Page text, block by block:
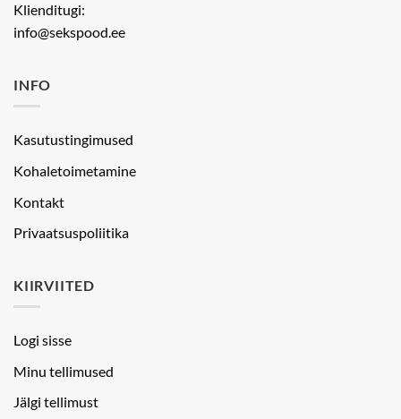
Klienditugi:
info@sekspood.ee
INFO
Kasutustingimused
Kohaletoimetamine
Kontakt
Privaatsuspoliitika
KIIRVIITED
Logi sisse
Minu tellimused
Jälgi tellimust